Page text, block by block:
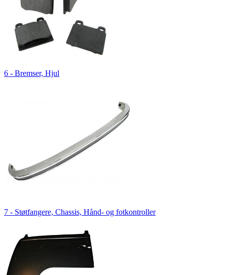
6 - Bremser, Hjul
7 - Støtfangere, Chassis, Hånd- og fotkontroller